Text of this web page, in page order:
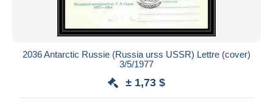
2036 Antarctic Russie (Russia urss USSR) Lettre (cover)
3/5/1977
± 1,73 $